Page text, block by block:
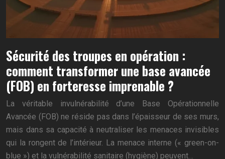
Sécurité des troupes en opération :
comment transformer une base avancée
(FOB) en forteresse imprenable ?
La véritable invulnérabilité d’une Base Opérationnelle
Avancée (FOB) ne réside pas dans l’épaisseur de ses murs,
mais dans sa capacité à neutraliser les menaces invisibles
qui la rongent de l’intérieur. La menace interne (« green-on-
blue ») et la vulnérabilité sanitaire (hygiène) peuvent…